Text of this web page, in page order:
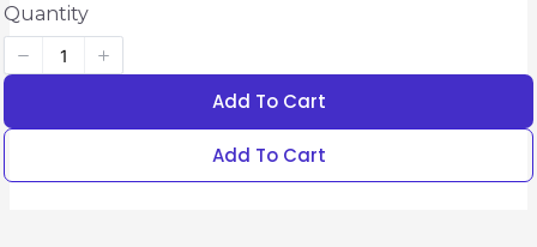
Quantity
Add To Cart
Add To Cart